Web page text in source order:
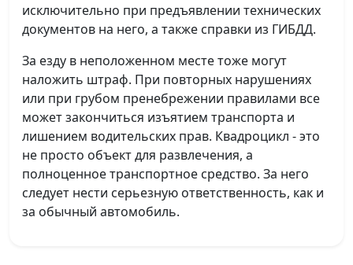
исключительно при предъявлении технических
документов на него, а также справки из ГИБДД.
За езду в неположенном месте тоже могут
наложить штраф. При повторных нарушениях
или при грубом пренебрежении правилами все
может закончиться изъятием транспорта и
лишением водительских прав. Квадроцикл - это
не просто объект для развлечения, а
полноценное транспортное средство. За него
следует нести серьезную ответственность, как и
за обычный автомобиль.